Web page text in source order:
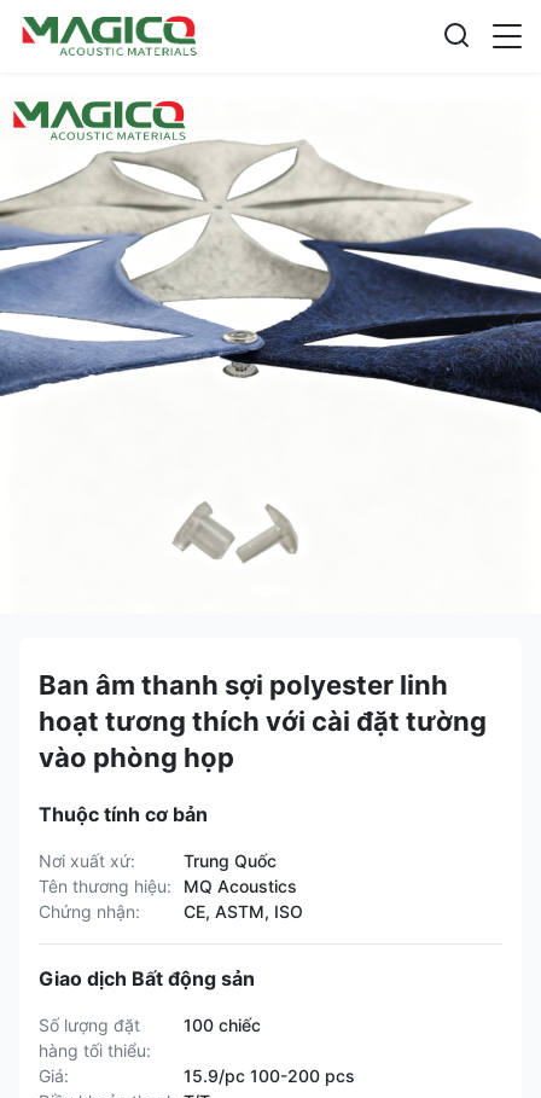
Ban âm thanh sợi polyester linh
hoạt tương thích với cài đặt tường
vào phòng họp
Thuộc tính cơ bản
Nơi xuất xứ:
Trung Quốc
Tên thương hiệu:
MQ Acoustics
Chứng nhận:
CE, ASTM, ISO
Giao dịch Bất động sản
Số lượng đặt
hàng tối thiểu:
100 chiếc
Giá:
15.9/pc 100-200 pcs